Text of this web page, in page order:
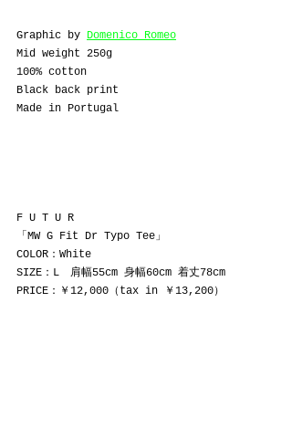
Graphic by Domenico Romeo
Mid weight 250g
100% cotton
Black back print
Made in Portugal
F U T U R
「MW G Fit Dr Typo Tee」
COLOR：White
SIZE：L　肩幅55cm 身幅60cm 着丈78cm
PRICE：￥12,000（tax in ￥13,200）